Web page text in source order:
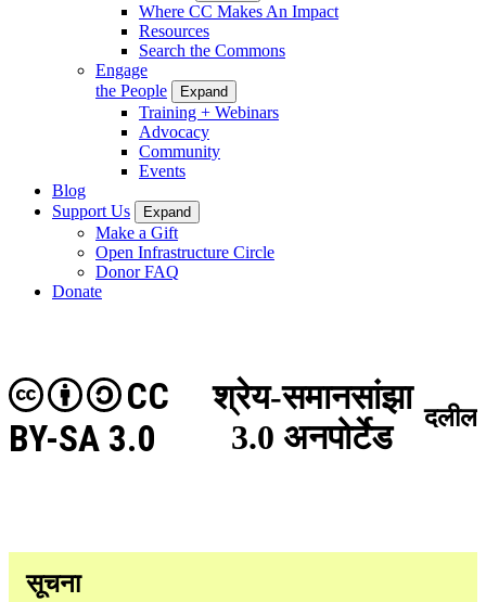
Where CC Makes An Impact
Resources
Search the Commons
Engage
the People
Expand
Training + Webinars
Advocacy
Community
Events
Blog
Support Us
Expand
Make a Gift
Open Infrastructure Circle
Donor FAQ
Donate
श्रेय-समानसांझा
3.0 अनपोर्टेड
CC
BY-SA 3.0
दलील
सूचना